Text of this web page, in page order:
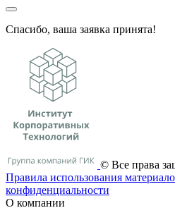
Спасибо, ваша заявка принята!
© Все права
Правила использования
конфиденциальности
О компании